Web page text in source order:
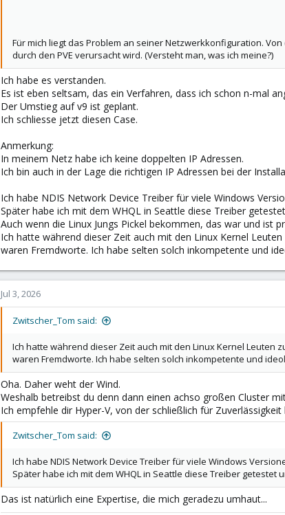
Für mich liegt das Problem an seiner Netzwerkkonfiguration.
durch den PVE verursacht wird. (Versteht man, was ich meine?)
Ich habe es verstanden.
Es ist eben seltsam, das ein Verfahren, dass ich schon n-mal
Der Umstieg auf v9 ist geplant.
Ich schliesse jetzt diesen Case.
Anmerkung:
In meinem Netz habe ich keine doppelten IP Adressen.
Ich bin auch in der Lage die richtigen IP Adressen bei der
Ich habe NDIS Network Device Treiber für viele Windows
Später habe ich mit dem WHQL in Seattle diese Treiber
Auch wenn die Linux Jungs Pickel bekommen, das war und ist
Ich hatte während dieser Zeit auch mit den Linux Kernel
waren Fremdworte. Ich habe selten solch inkompetente und
Jul 3, 2026
Zwitscher_Tom said:
Ich hatte während dieser Zeit auch mit den Linux Kernel
waren Fremdworte. Ich habe selten solch inkompetente und
Oha. Daher weht der Wind.
Weshalb betreibst du denn dann einen achso großen Cluster
Ich empfehle dir Hyper-V, von der schließlich für
Zwitscher_Tom said:
Ich habe NDIS Network Device Treiber für viele Windows
Später habe ich mit dem WHQL in Seattle diese Treiber
Das ist natürlich eine Expertise, die mich geradezu umhaut...